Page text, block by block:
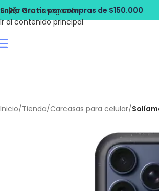
Saltar a la navegación
Ir al contenido principal
de $150.000
Inicio/Tienda/Carcasas para celular/